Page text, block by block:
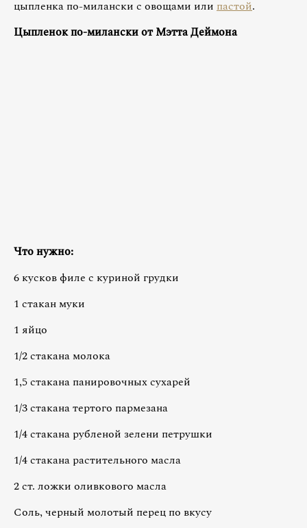
цыпленка по-милански с овощами или пастой.
Цыпленок по-милански от Мэтта Деймона
Что нужно:
6 кусков филе с куриной грудки
1 стакан муки
1 яйцо
1/2 стакана молока
1,5 стакана панировочных сухарей
1/3 стакана тертого пармезана
1/4 стакана рубленой зелени петрушки
1/4 стакана растительного масла
2 ст. ложки оливкового масла
Соль, черный молотый перец по вкусу